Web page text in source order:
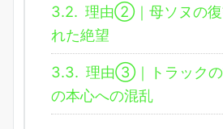
3.2. 理由②｜母ソヌの復
れた絶望
3.3. 理由③｜トラック
の本心への混乱